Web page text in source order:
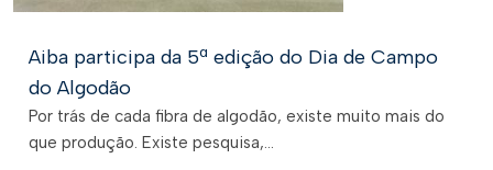
Aiba participa da 5ª edição do Dia de Campo
do Algodão
Por trás de cada fibra de algodão, existe muito mais do
que produção. Existe pesquisa,...